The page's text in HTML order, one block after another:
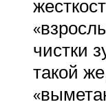
чистки
такой